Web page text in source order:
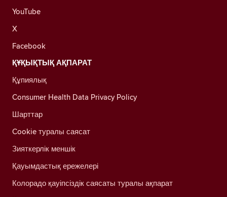
YouTube
X
Facebook
ҚҰҚЫҚТЫҚ АҚПАРАТ
Құпиялық
Consumer Health Data Privacy Policy
Шарттар
Cookie туралы саясат
Зияткерлік меншік
Қауымдастық ережелері
Колорадо қауіпсіздік саясаты туралы ақпарат